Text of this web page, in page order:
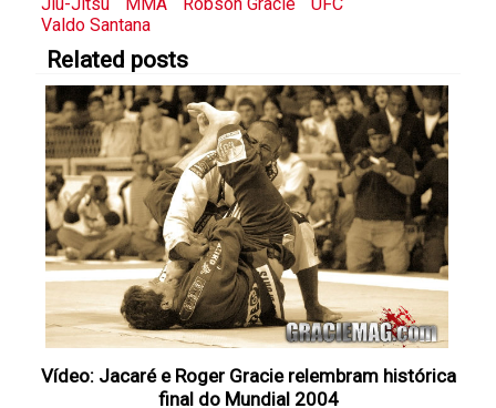
Valdo Santana
Related posts
Vídeo: Jacaré e Roger Gracie relembram histórica
final do Mundial 2004